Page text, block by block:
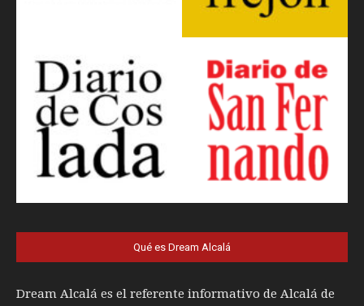
Qué es Dream Alcalá
Dream Alcalá es el referente informativo de Alcalá de